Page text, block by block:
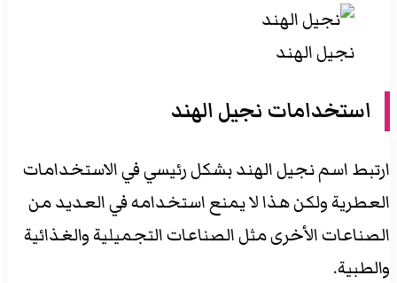
نجيل الهند
استخدامات نجيل الهند
ارتبط اسم نجيل الهند بشكل رئيسي في الاستخدامات
العطرية ولكن هذا لا يمنع استخدامه في العديد من
الصناعات الأخرى مثل الصناعات التجميلية والغذائية
والطبية.